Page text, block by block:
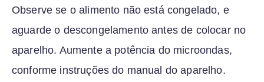
Observe se o alimento não está congelado, e
aguarde o descongelamento antes de colocar no
aparelho. Aumente a potência do microondas,
conforme instruções do manual do aparelho.